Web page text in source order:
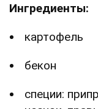
Ингредиенты:
картофель
бекон
специи: